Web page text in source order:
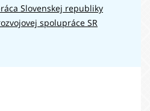
€
Slovenskej republiky
spolupráce SR